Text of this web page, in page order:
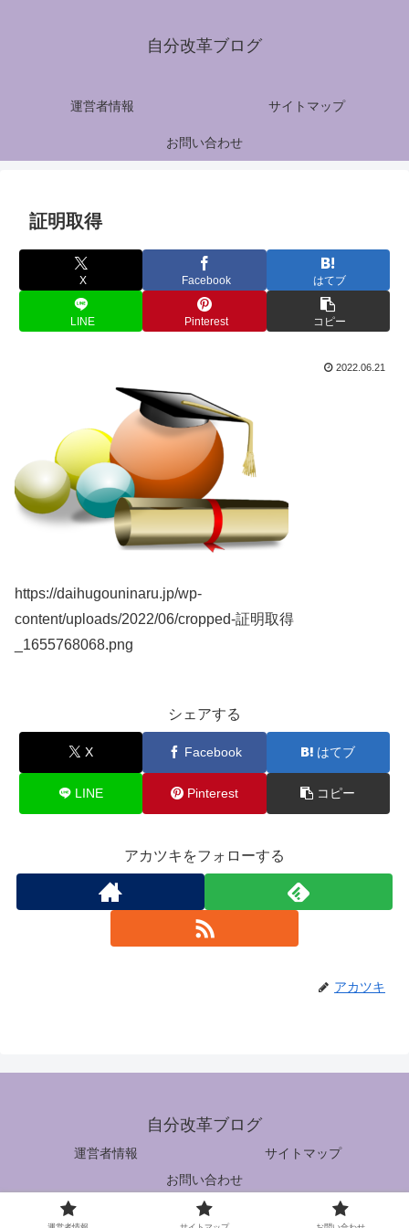
自分改革ブログ
運営者情報 サイトマップ
お問い合わせ
証明取得
X Facebook はてブ
LINE Pinterest コピー
2022.06.21
https://daihugouninaru.jp/wp-
content/uploads/2022/06/cropped-証明取得
_1655768068.png
シェアする
X Facebook はてブ
LINE Pinterest コピー
アカツキをフォローする
アカツキ
自分改革ブログ
運営者情報
サイトマップ
お問い合わせ
© 2020 自分改革ブログ.